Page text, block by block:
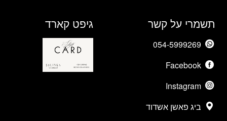
תשמרי על קשר
054-5999269
Facebook
Instagram
ביג פאשן אשדוד
גיפט קארד